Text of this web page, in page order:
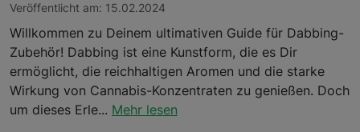
Veröffentlicht am: 15.02.2024
Willkommen zu Deinem ultimativen Guide für Dabbing-
Zubehör! Dabbing ist eine Kunstform, die es Dir
ermöglicht, die reichhaltigen Aromen und die starke
Wirkung von Cannabis-Konzentraten zu genießen. Doch
um dieses Erle... Mehr lesen